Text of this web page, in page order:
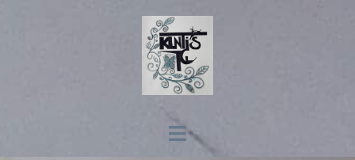
Toggle